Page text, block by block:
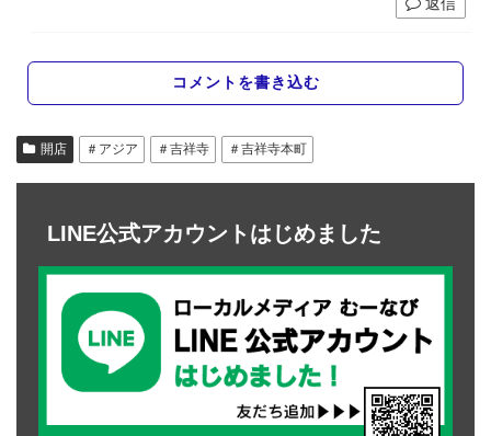
コメントを書き込む
開店 ＃アジア ＃吉祥寺 ＃吉祥寺本町
LINE公式アカウントはじめました